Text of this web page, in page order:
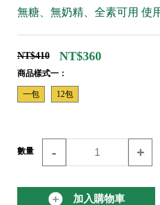
無糖、無奶精、全素可用 使
NT$410 NT$360
商品樣式一：
一包 12包
數量 - +
加入購物車